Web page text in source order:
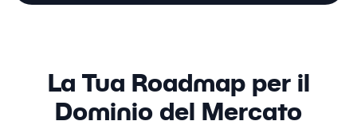
La Tua Roadmap per il
Dominio del Mercato